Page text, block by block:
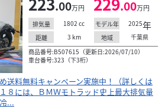
.00万円 .00万円
排気量 1802 cc モデル年 2025年
距離 3 km 地域
千葉県
商品番号:B507615（更新日:2026/07/10）
車台番号:323（下3桁）
送料無料キャンペーン実施中！（詳しくは
８には、ＢＭＷモトラッド史上最大排気量
...